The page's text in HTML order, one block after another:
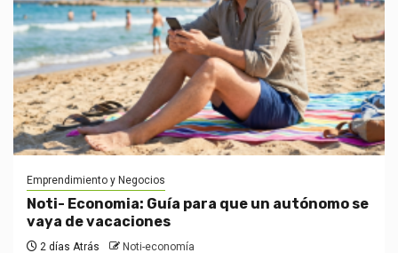
Emprendimiento y Negocios
Noti- Economia: Guía para que un autónomo se
vaya de vacaciones
2 días Atrás Noti-economía